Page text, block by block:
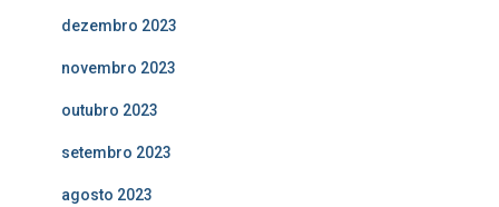
dezembro 2023
novembro 2023
outubro 2023
setembro 2023
agosto 2023